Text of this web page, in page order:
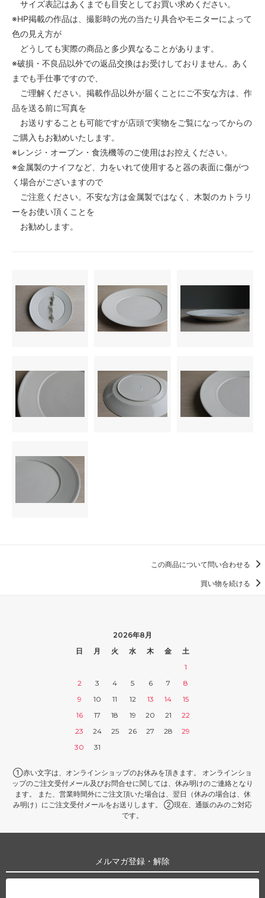
サイズ表記はあくまでも目安としてお買い求めください。
※HP掲載の作品は、撮影時の光の当たり具合やモニターによって
色の見え方が
どうしても実際の商品と多少異なることがあります。
※破損・不良品以外での返品交換はお受けしておりません。あく
までも手仕事ですので、
ご理解ください。掲載作品以外が届くことにご不安な方は、作
品を送る前に写真を
お送りすることも可能ですが店頭で実物をご覧になってからの
ご購入もお勧めいたします。
※レンジ・オーブン・食洗機等のご使用はお控えください。
※金属製のナイフなど、力をいれて使用すると器の表面に傷がつ
く場合がございますので
ご注意ください。不安な方は金属製ではなく、木製のカトラリ
ーをお使い頂くことを
お勧めします。
この商品について問い合わせる
買い物を続ける
2026年8月
日
月 火 水 木 金
土
1
2
3 4 5 6 7
8
9
10 11 12 13 14
15
16
17 18 19 20 21
22
23
24 25 26 27 28
29
30
31
①赤い文字は、オンラインショップのお休みを頂きます。 オンラインショ
ップのご注文受付メール及びお問合せに関しては、休み明けのご連絡となり
ます。 また、営業時間外にご注文頂いた場合は、翌日（休みの場合は、休
み明け）にご注文受付メールをお送りします。 ②現在、通販のみのご対応
です。
メルマガ登録・解除